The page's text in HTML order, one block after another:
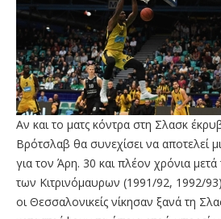
Αν και το ματς κόντρα στη Σλασκ
Βρότσλαβ θα συνεχίσει να αποτελεί
για τον Άρη. 30 και πλέον χρόνια
των Κιτρινόμαυρων (1991/92, 1992/
οι Θεσσαλονικείς νίκησαν ξανά τη